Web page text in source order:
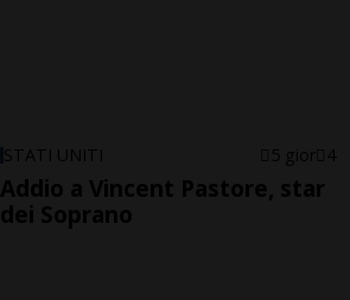
STATI UNITI 5 gior 4
Addio a Vincent Pastore, star
dei Soprano